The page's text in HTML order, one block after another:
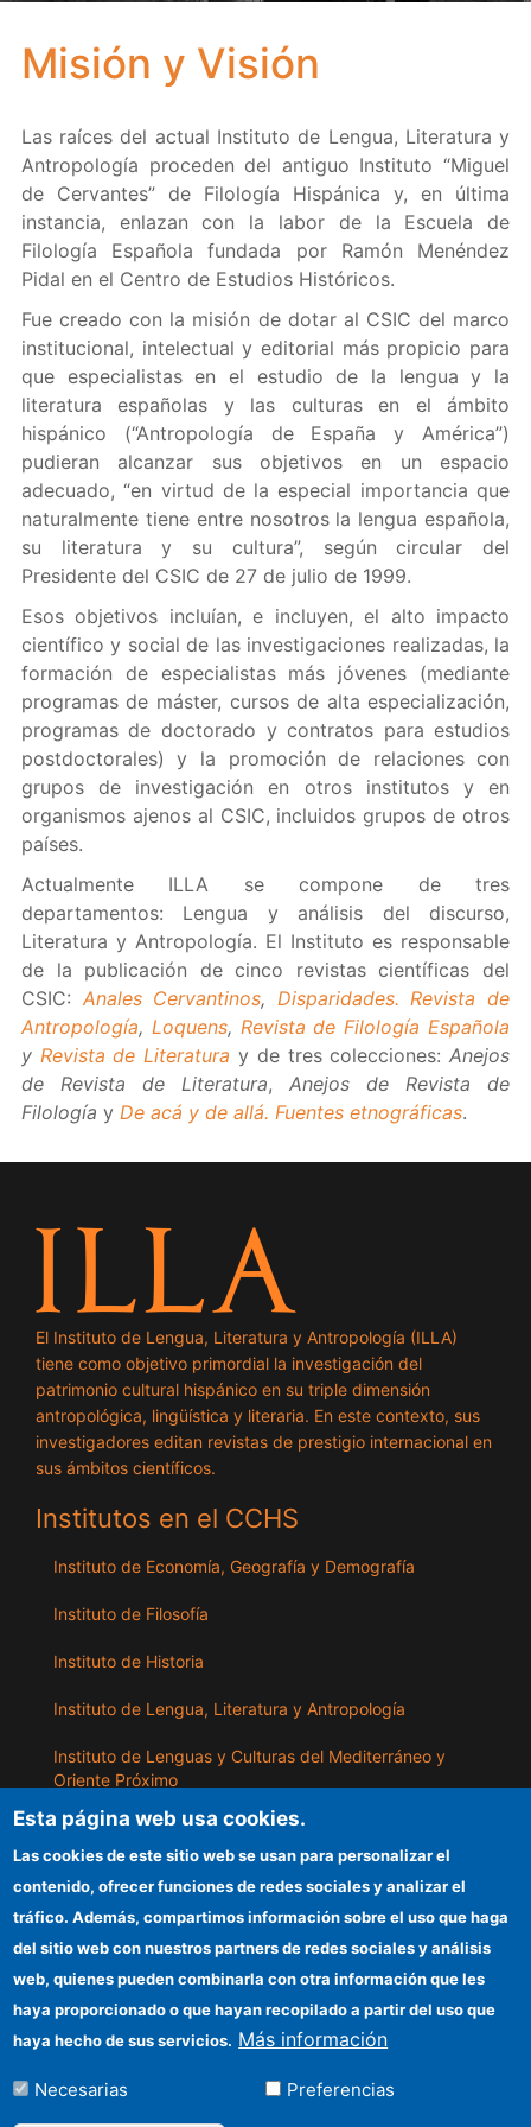
Misión y Visión
Las raíces del actual Instituto de Lengua, Literatura y
Antropología proceden del antiguo Instituto “Miguel
de Cervantes” de Filología Hispánica y, en última
instancia, enlazan con la labor de la Escuela de
Filología Española fundada por Ramón Menéndez
Pidal en el Centro de Estudios Históricos.
Fue creado con la misión de dotar al CSIC del marco
institucional, intelectual y editorial más propicio para
que especialistas en el estudio de la lengua y la
literatura españolas y las culturas en el ámbito
hispánico (“Antropología de España y América”)
pudieran alcanzar sus objetivos en un espacio
adecuado, “en virtud de la especial importancia que
naturalmente tiene entre nosotros la lengua española,
su literatura y su cultura”, según circular del
Presidente del CSIC de 27 de julio de 1999.
Esos objetivos incluían, e incluyen, el alto impacto
científico y social de las investigaciones realizadas, la
formación de especialistas más jóvenes (mediante
programas de máster, cursos de alta especialización,
programas de doctorado y contratos para estudios
postdoctorales) y la promoción de relaciones con
grupos de investigación en otros institutos y en
organismos ajenos al CSIC, incluidos grupos de otros
países.
Actualmente ILLA se compone de tres
departamentos: Lengua y análisis del discurso,
Literatura y Antropología. El Instituto es responsable
de la publicación de cinco revistas científicas del
CSIC: Anales Cervantinos, Disparidades. Revista de
Antropología, Loquens, Revista de Filología Española
y Revista de Literatura y de tres colecciones:Anejos
de Revista de Literatura,Anejos de Revista de
Filología y De acá y de allá. Fuentes etnográficas.
El Instituto de Lengua, Literatura y Antropología (ILLA)
tiene como objetivo primordial la investigación del
patrimonio cultural hispánico en su triple dimensión
antropológica, lingüística y literaria. En este contexto, sus
investigadores editan revistas de prestigio internacional en
sus ámbitos científicos.
Institutos en el CCHS
Instituto de Economía, Geografía y Demografía
Instituto de Filosofía
Instituto de Historia
Instituto de Lengua, Literatura y Antropología
Instituto de Lenguas y Culturas del Mediterráneo y
Oriente Próximo
Instituto de Políticas y Bienes Públicos
ILLA
Sede electrónica CSIC
Información para proveedores
Organismos financiadores
Cómo llegar
Esta página web usa cookies.
Las cookies de este sitio web se usan para personalizar el
contenido, ofrecer funciones de redes sociales y analizar el
tráfico. Además, compartimos información sobre el uso que haga
del sitio web con nuestros partners de redes sociales y análisis
web, quienes pueden combinarla con otra información que les
haya proporcionado o que hayan recopilado a partir del uso que
haya hecho de sus servicios. Más información
Necesarias Preferencias